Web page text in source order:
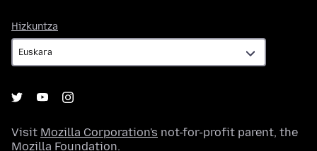
Hizkuntza
Visit Mozilla Corporation's not-for-profit parent, the
Mozilla Foundation.